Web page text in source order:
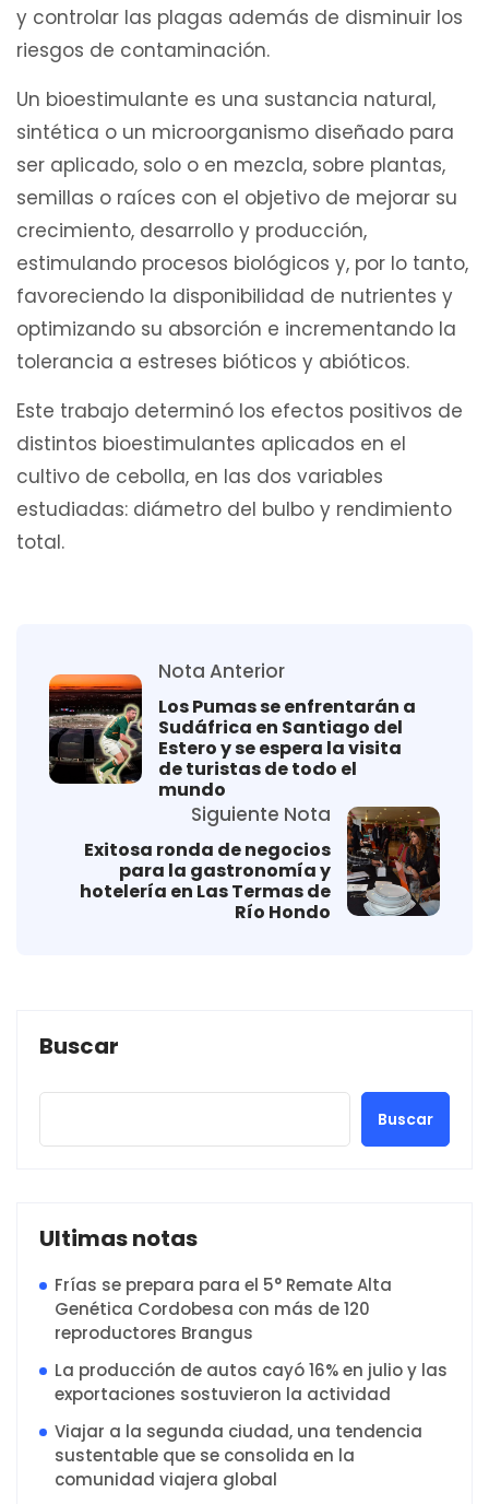
y controlar las plagas además de disminuir los
riesgos de contaminación.
Un bioestimulante es una sustancia natural,
sintética o un microorganismo diseñado para
ser aplicado, solo o en mezcla, sobre plantas,
semillas o raíces con el objetivo de mejorar su
crecimiento, desarrollo y producción,
estimulando procesos biológicos y, por lo tanto,
favoreciendo la disponibilidad de nutrientes y
optimizando su absorción e incrementando la
tolerancia a estreses bióticos y abióticos.
Este trabajo determinó los efectos positivos de
distintos bioestimulantes aplicados en el
cultivo de cebolla, en las dos variables
estudiadas: diámetro del bulbo y rendimiento
total.
Nota Anterior
Los Pumas se enfrentarán a
Sudáfrica en Santiago del
Estero y se espera la visita
de turistas de todo el
mundo
Siguiente Nota
Exitosa ronda de negocios
para la gastronomía y
hotelería en Las Termas de
Río Hondo
Buscar
Buscar
Ultimas notas
Frías se prepara para el 5° Remate Alta
Genética Cordobesa con más de 120
reproductores Brangus
La producción de autos cayó 16% en julio y las
exportaciones sostuvieron la actividad
Viajar a la segunda ciudad, una tendencia
sustentable que se consolida en la
comunidad viajera global